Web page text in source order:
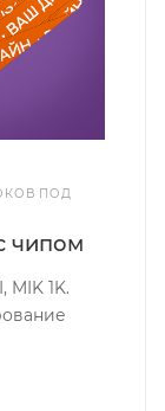
ПОД
чипом
MIK 1K.